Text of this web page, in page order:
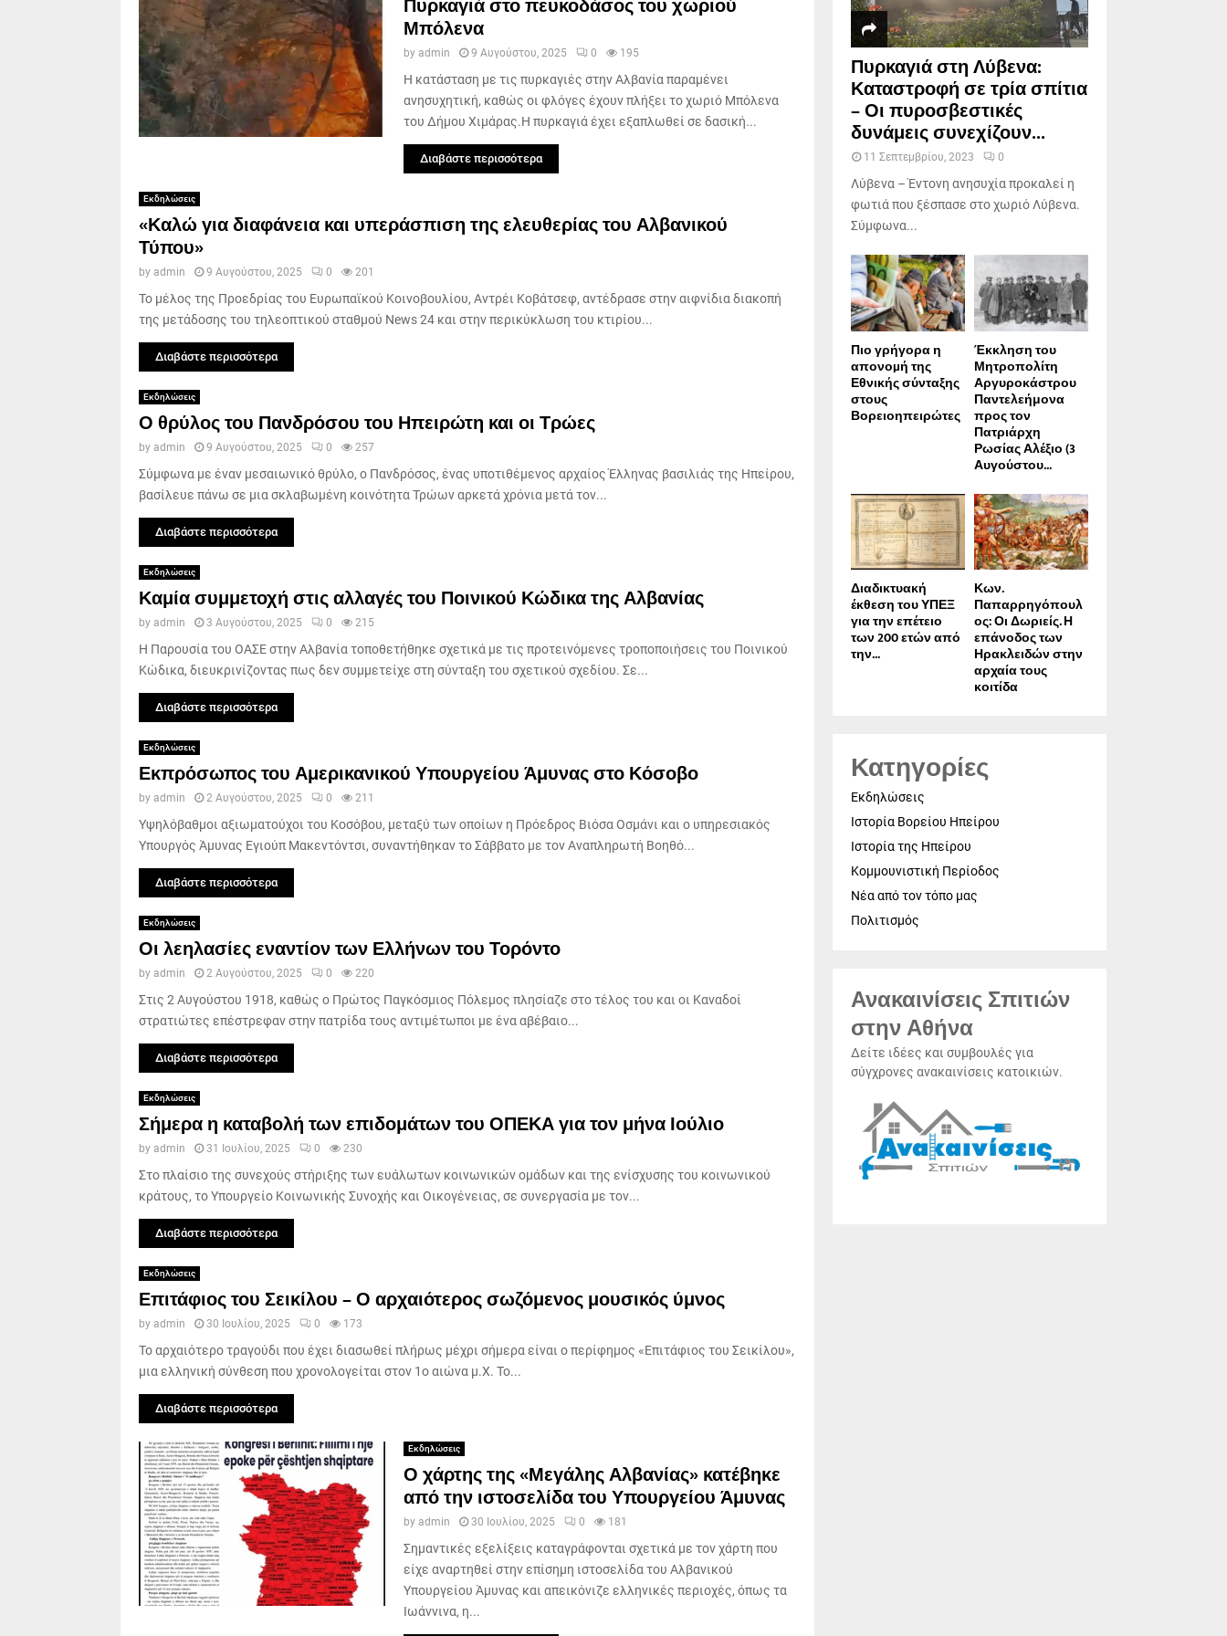
Πυρκαγιά στο πευκοδάσος του χωριού
Μπόλενα
by admin 9 Αυγούστου, 2025 0 195
Η κατάσταση με τις πυρκαγιές στην Αλβανία παραμένει
ανησυχητική, καθώς οι φλόγες έχουν πλήξει το χωριό Μπόλενα
του Δήμου Χιμάρας.Η πυρκαγιά έχει εξαπλωθεί σε δασική...
Διαβάστε περισσότερα
Εκδηλώσεις
«Καλώ για διαφάνεια και υπεράσπιση της ελευθερίας του Αλβανικού
Τύπου»
by admin 9 Αυγούστου, 2025 0 201
Το μέλος της Προεδρίας του Ευρωπαϊκού Κοινοβουλίου, Αντρέι Κοβάτσεφ, αντέδρασε στην αιφνίδια διακοπή
της μετάδοσης του τηλεοπτικού σταθμού News 24 και στην περικύκλωση του κτιρίου...
Διαβάστε περισσότερα
Εκδηλώσεις
Ο θρύλος του Πανδρόσου του Ηπειρώτη και οι Τρώες
by admin 9 Αυγούστου, 2025 0 257
Σύμφωνα με έναν μεσαιωνικό θρύλο, ο Πανδρόσος, ένας υποτιθέμενος αρχαίος Έλληνας βασιλιάς της Ηπείρου,
βασίλευε πάνω σε μια σκλαβωμένη κοινότητα Τρώων αρκετά χρόνια μετά τον...
Διαβάστε περισσότερα
Εκδηλώσεις
Καμία συμμετοχή στις αλλαγές του Ποινικού Κώδικα της Αλβανίας
by admin 3 Αυγούστου, 2025 0 215
Η Παρουσία του ΟΑΣΕ στην Αλβανία τοποθετήθηκε σχετικά με τις προτεινόμενες τροποποιήσεις του Ποινικού
Κώδικα, διευκρινίζοντας πως δεν συμμετείχε στη σύνταξη του σχετικού σχεδίου. Σε...
Διαβάστε περισσότερα
Εκδηλώσεις
Εκπρόσωπος του Αμερικανικού Υπουργείου Άμυνας στο Κόσοβο
by admin 2 Αυγούστου, 2025 0 211
Υψηλόβαθμοι αξιωματούχοι του Κοσόβου, μεταξύ των οποίων η Πρόεδρος Βιόσα Οσμάνι και ο υπηρεσιακός
Υπουργός Άμυνας Εγιούπ Μακεντόντσι, συναντήθηκαν το Σάββατο με τον Αναπληρωτή Βοηθό...
Διαβάστε περισσότερα
Εκδηλώσεις
Οι λεηλασίες εναντίον των Ελλήνων του Τορόντο
by admin 2 Αυγούστου, 2025 0 220
Στις 2 Αυγούστου 1918, καθώς ο Πρώτος Παγκόσμιος Πόλεμος πλησίαζε στο τέλος του και οι Καναδοί
στρατιώτες επέστρεφαν στην πατρίδα τους αντιμέτωποι με ένα αβέβαιο...
Διαβάστε περισσότερα
Εκδηλώσεις
Σήμερα η καταβολή των επιδομάτων του ΟΠΕΚΑ για τον μήνα Ιούλιο
by admin 31 Ιουλίου, 2025 0 230
Στο πλαίσιο της συνεχούς στήριξης των ευάλωτων κοινωνικών ομάδων και της ενίσχυσης του κοινωνικού
κράτους, το Υπουργείο Κοινωνικής Συνοχής και Οικογένειας, σε συνεργασία με τον...
Διαβάστε περισσότερα
Εκδηλώσεις
Επιτάφιος του Σεικίλου – Ο αρχαιότερος σωζόμενος μουσικός ύμνος
by admin 30 Ιουλίου, 2025 0 173
Το αρχαιότερο τραγούδι που έχει διασωθεί πλήρως μέχρι σήμερα είναι ο περίφημος «Επιτάφιος του Σεικίλου»,
μια ελληνική σύνθεση που χρονολογείται στον 1ο αιώνα μ.Χ. Το...
Διαβάστε περισσότερα
Εκδηλώσεις
Ο χάρτης της «Μεγάλης Αλβανίας» κατέβηκε
από την ιστοσελίδα του Υπουργείου Άμυνας
by admin 30 Ιουλίου, 2025 0 181
Σημαντικές εξελίξεις καταγράφονται σχετικά με τον χάρτη που
είχε αναρτηθεί στην επίσημη ιστοσελίδα του Αλβανικού
Υπουργείου Άμυνας και απεικόνιζε ελληνικές περιοχές, όπως τα
Ιωάννινα, η...
Πυρκαγιά στη Λύβενα:
Καταστροφή σε τρία σπίτια
– Οι πυροσβεστικές
δυνάμεις συνεχίζουν...
11 Σεπτεμβρίου, 2023 0
Λύβενα – Έντονη ανησυχία προκαλεί η
φωτιά που ξέσπασε στο χωριό Λύβενα.
Σύμφωνα...
Πιο γρήγορα η
απονοµή της
Εθνικής σύνταξης
στους
Βορειοηπειρώτες
Έκκληση του
Μητροπολίτη
Αργυροκάστρου
Παντελεήμονα
προς τον
Πατριάρχη
Ρωσίας Αλέξιο (3
Αυγούστου...
Διαδικτυακή
έκθεση του ΥΠΕΞ
για την επέτειο
των 200 ετών από
την...
Κων.
Παπαρρηγόπουλ
ος: Οι Δωριείς. Η
επάνοδος των
Ηρακλειδών στην
αρχαία τους
κοιτίδα
Κατηγορίες
Εκδηλώσεις
Ιστορία Βορείου Ηπείρου
Ιστορία της Ηπείρου
Κομμουνιστική Περίοδος
Νέα από τον τόπο μας
Πολιτισμός
Ανακαινίσεις Σπιτιών
στην Αθήνα
Δείτε ιδέες και συμβουλές για
σύγχρονες ανακαινίσεις κατοικιών.